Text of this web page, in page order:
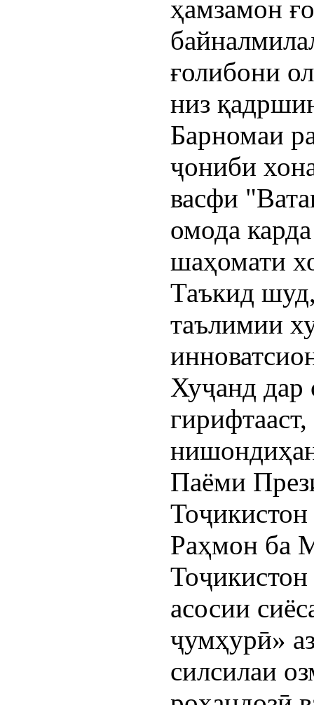
ҳамзамон
ғолибони
низ
Барномаи
ҷониби
васфи
омода
шаҳомати
Таъкид
таълимии
Хуҷанд дар
Паёми
Раҳмон ба
асосии
ҷумҳурӣ»
силсилаи